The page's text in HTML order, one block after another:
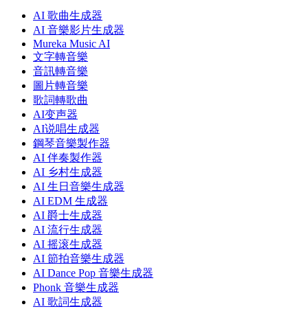
AI 歌曲生成器
AI 音樂影片生成器
Mureka Music AI
文字轉音樂
音訊轉音樂
圖片轉音樂
歌詞轉歌曲
AI变声器
AI说唱生成器
鋼琴音樂製作器
AI 伴奏製作器
AI 乡村生成器
AI 生日音樂生成器
AI EDM 生成器
AI 爵士生成器
AI 流行生成器
AI 摇滚生成器
AI 節拍音樂生成器
AI Dance Pop 音樂生成器
Phonk 音樂生成器
AI 歌詞生成器